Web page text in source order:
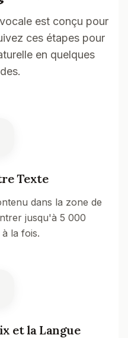
est conçu pour
ces étapes pour
en quelques
Texte
dans la zone de
jusqu'à 5 000
la fois.
et la Langue